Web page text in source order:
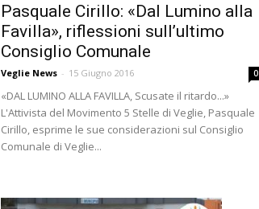
Pasquale Cirillo: «Dal Lumino alla
Favilla», riflessioni sull’ultimo
Consiglio Comunale
Veglie News - 15 Giugno 2016 0
«DAL LUMINO ALLA FAVILLA, Scusate il ritardo...»
L'Attivista del Movimento 5 Stelle di Veglie, Pasquale
Cirillo, esprime le sue considerazioni sul Consiglio
Comunale di Veglie...